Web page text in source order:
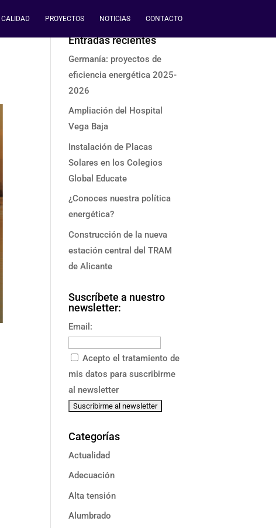
CALIDAD PROYECTOS NOTICIAS CONTACTO
Entradas recientes
Germanía: proyectos de
eficiencia energética 2025-
2026
Ampliación del Hospital
Vega Baja
Instalación de Placas
Solares en los Colegios
Global Educate
¿Conoces nuestra política
energética?
Construcción de la nueva
estación central del TRAM
de Alicante
Suscríbete a nuestro
newsletter:
Email:
Acepto el tratamiento de
mis datos para suscribirme
al newsletter
Categorías
Actualidad
Adecuación
Alta tensión
Alumbrado